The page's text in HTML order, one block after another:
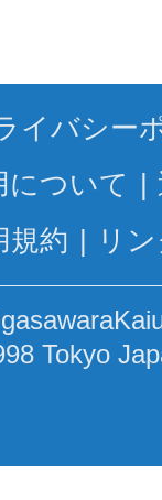
イバシー
ついて
規約
リ
Tokyo